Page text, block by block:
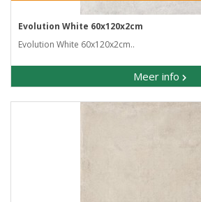
Evolution White 60x120x2cm
Evolution White 60x120x2cm..
Meer info